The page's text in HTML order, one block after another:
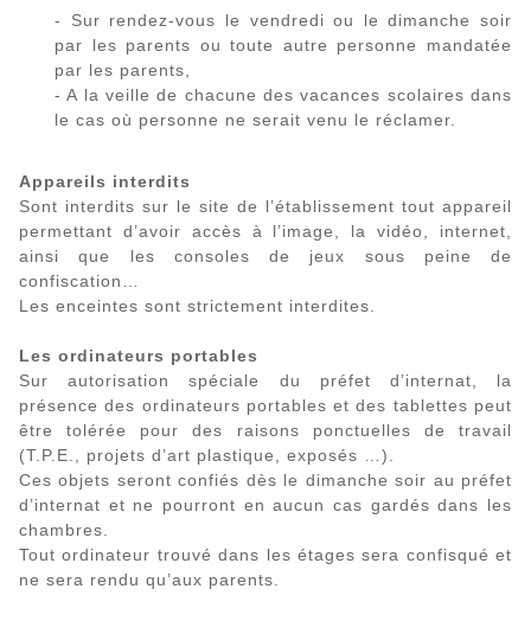
- Sur rendez-vous le vendredi ou le dimanche soir
par les parents ou toute autre personne mandatée
par les parents,
- A la veille de chacune des vacances scolaires dans
le cas où personne ne serait venu le réclamer.
Appareils interdits
Sont interdits sur le site de l’établissement tout appareil
permettant d’avoir accès à l’image, la vidéo, internet,
ainsi que les consoles de jeux sous peine de
confiscation…
Les enceintes sont strictement interdites.
Les ordinateurs portables
Sur autorisation spéciale du préfet d’internat, la
présence des ordinateurs portables et des tablettes peut
être tolérée pour des raisons ponctuelles de travail
(T.P.E., projets d’art plastique, exposés …).
Ces objets seront confiés dès le dimanche soir au préfet
d’internat et ne pourront en aucun cas gardés dans les
chambres.
Tout ordinateur trouvé dans les étages sera confisqué et
ne sera rendu qu’aux parents.